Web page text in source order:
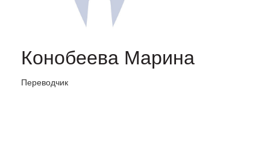
Конобеева Марина
Переводчик